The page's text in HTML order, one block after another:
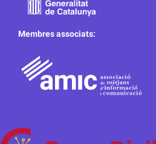
Membres associats: